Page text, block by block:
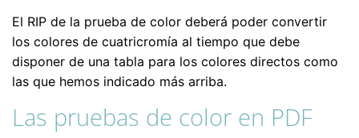
El RIP de la prueba de color deberá poder convertir
los colores de cuatricromía al tiempo que debe
disponer de una tabla para los colores directos como
las que hemos indicado más arriba.
Las pruebas de color en PDF